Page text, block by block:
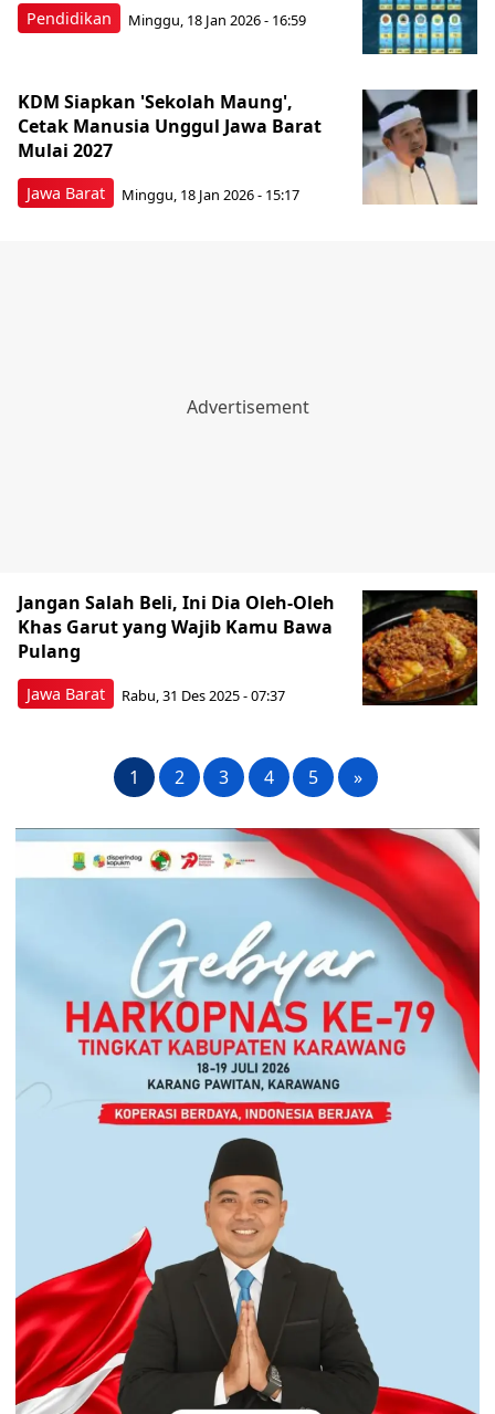
Pendidikan Minggu, 18 Jan 2026 - 16:59
Jawa Barat
KDM Siapkan 'Sekolah Maung',
Cetak Manusia Unggul Jawa Barat
Mulai 2027
Minggu, 18 Jan 2026 - 15:17
Jawa Barat
Jangan Salah Beli, Ini Dia Oleh-Oleh
Khas Garut yang Wajib Kamu Bawa
Pulang
Rabu, 31 Des 2025 - 07:37
1 2 3 4 5 »